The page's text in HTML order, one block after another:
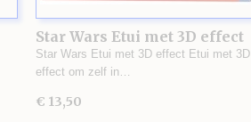
Star Wars Etui met 3D effect
Star Wars Etui met 3D effect Etui met 3D
effect om zelf in…
€ 13,50